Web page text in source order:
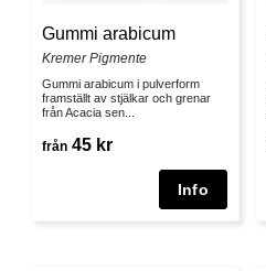
Gummi arabicum
Kremer Pigmente
Gummi arabicum i pulverform
framställt av stjälkar och grenar
från Acacia sen...
från 45 kr